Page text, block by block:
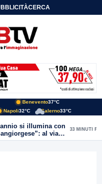
CERCA
Benevento37°C
Napoli32°C Salerno33°C
si illumina con
al via la
musica e grandi
33 MINUTI FA